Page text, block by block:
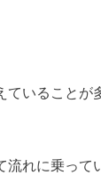
ていることが
れに乗っ